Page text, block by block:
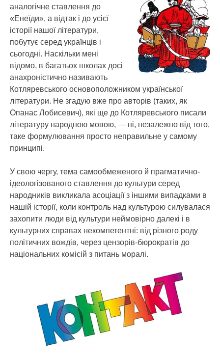
аналогічне ставлення до
«Енеїди», а відтак і до усієї
історії нашої літератури,
побутує серед українців і
сьогодні. Наскільки мені
відомо, в багатьох школах досі
анахроністично називають
Котляревського основоположником української
літератури. Не згадую вже про авторів (таких, як
Опанас Лобисевич), які ще до Котляревського писали
літературу народною мовою, — ні, незалежно від того,
таке формулювання просто неправильне у самому
принципі.
У свою чергу, тема самообмеженого й прагматично-
ідеологізованого ставлення до культури серед
народників викликала асоціації з іншими випадками в
нашій історії, коли контроль над культурою силувалася
захопити люди від культури неймовірно далекі і в
культурних справах некомпетентні: від різного роду
політичних вождів, через цензорів-бюрократів до
національних комісій з питань моралі.